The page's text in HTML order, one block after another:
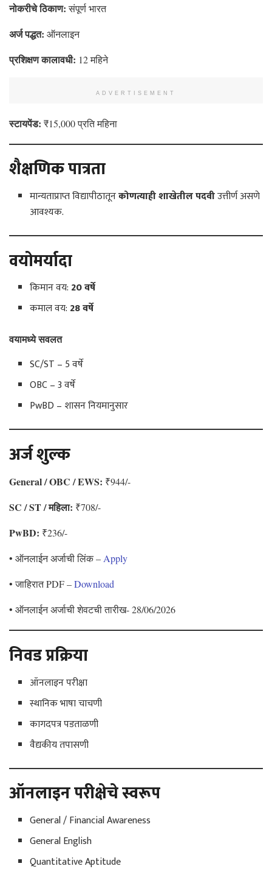
नोकरीचे ठिकाण:संपूर्ण भारत
अर्ज पद्धत: ऑनलाइन
प्रशिक्षण कालावधी: 12 महिने
ADVERTISEMENT
स्टायपेंड: ₹15,000 प्रति महिना
शैक्षणिक पात्रता
मान्यताप्राप्त विद्यापीठातूनकोणत्याही शाखेतील पदवीउत्तीर्ण असणे
आवश्यक.
वयोमर्यादा
किमान वय: 20 वर्षे
कमाल वय: 28 वर्षे
वयामध्ये सवलत
SC/ST – 5 वर्षे
OBC – 3 वर्षे
PwBD – शासन नियमानुसार
अर्ज शुल्क
General / OBC / EWS: ₹944/-
SC / ST / महिला: ₹708/-
PwBD: ₹236/-
• ऑनलाईन अर्जाची लिंक –Apply
• जाहिरात PDF –Download
• ऑनलाईन अर्जाची शेवटची तारीख- 28/06/2026
निवड प्रक्रिया
ऑनलाइन परीक्षा
स्थानिक भाषा चाचणी
कागदपत्र पडताळणी
वैद्यकीय तपासणी
ऑनलाइन परीक्षेचे स्वरूप
General / Financial Awareness
General English
Quantitative Aptitude